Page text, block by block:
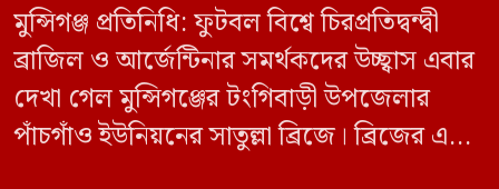
মুন্সিগঞ্জ প্রতিনিধি: ফুটবল বিশ্বে চিরপ্রতিদ্বন্দ্বী
ব্রাজিল ও আর্জেন্টিনার সমর্থকদের উচ্ছ্বাস এবার
দেখা গেল মুন্সিগঞ্জের টংগিবাড়ী উপজেলার
পাঁচগাঁও ইউনিয়নের সাতুল্লা ব্রিজে। ব্রিজের এক